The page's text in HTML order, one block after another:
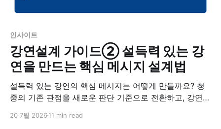
인사이트
강연설계 가이드② 설득력 있는 강
연을 만드는 핵심 메시지 설계법
설득력 있는 강연의 핵심 메시지는 어떻게 만들까요? 청
중의 기존 관점을 새로운 판단 기준으로 전환하고, 강연의
했습니다.
20 7월 2026 11 min read